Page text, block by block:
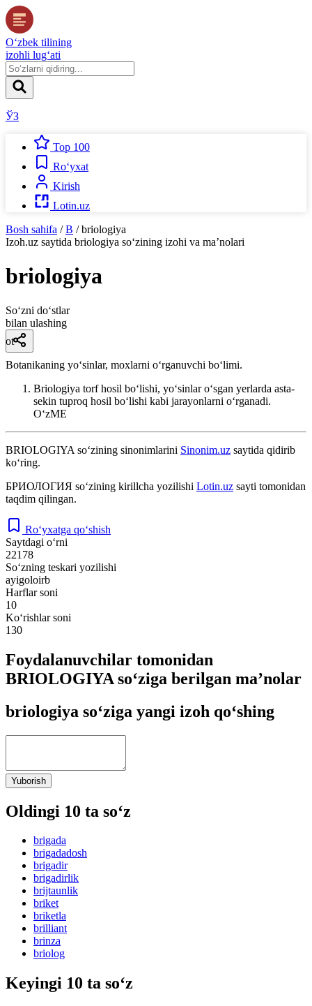
O‘zbek tilining
izohli lug‘ati
ЎЗ
Top 100
Ro‘yxat
Kirish
Lotin.uz
Bosh sahifa / B / briologiya
Izoh.uz saytida briologiya so‘zining izohi va ma’nolari
briologiya
So‘zni do‘stlar
bilan ulashing
ot
Botanikaning yoʻsinlar, moxlarni oʻrganuvchi boʻlimi.
Briologiya torf hosil boʻlishi, yoʻsinlar oʻsgan yerlarda asta-
sekin tuproq hosil boʻlishi kabi jarayonlarni oʻrganadi.
OʻzME
BRIOLOGIYA so‘zining sinonimlarini Sinonim.uz saytida qidirib
ko‘ring.
БРИОЛОГИЯ so‘zining kirillcha yozilishi Lotin.uz sayti tomonidan
taqdim qilingan.
Ro‘yxatga qo‘shish
Saytdagi o‘rni
22178
So‘zning teskari yozilishi
ayigoloirb
Harflar soni
10
Ko‘rishlar soni
130
Foydalanuvchilar tomonidan
BRIOLOGIYA so‘ziga berilgan ma’nolar
briologiya so‘ziga yangi izoh qo‘shing
Yuborish
Oldingi 10 ta so‘z
brigada
brigadadosh
brigadir
brigadirlik
brijtaunlik
briket
briketla
brilliant
brinza
briolog
Keyingi 10 ta so‘z